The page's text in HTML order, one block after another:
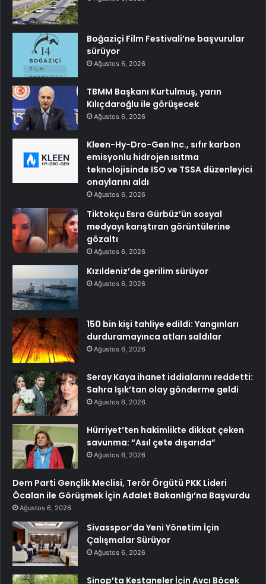
Boğaziçi Film Festivali’ne başvurular
sürüyor
Ağustos 6, 2026
TBMM Başkanı Kurtulmuş, yarın
Kılıçdaroğlu ile görüşecek
Ağustos 6, 2026
Kleen-Hy-Dro-Gen Inc., sıfır karbon
emisyonlu hidrojen ısıtma
teknolojisinde ISO ve TSSA düzenleyici
onaylarını aldı
Ağustos 6, 2026
Tiktokçu Esra Gürbüz’ün sosyal
medyayı karıştıran görüntülerine
gözaltı
Ağustos 6, 2026
Kızıldeniz’de gerilim sürüyor
Ağustos 6, 2026
150 bin kişi tahliye edildi: Yangınları
durduramayınca atları saldılar
Ağustos 6, 2026
Seray Kaya ihanet iddialarını reddetti:
Sahra Işık’tan olay gönderme geldi
Ağustos 6, 2026
Hürriyet’ten hakimlikte dikkat çeken
savunma: “Asıl çete dışarıda”
Ağustos 6, 2026
Dem Parti Gençlik Meclisi, Terör Örgütü PKK Lideri
Öcalan ile Görüşmek İçin Adalet Bakanlığı’na Başvurdu
Ağustos 6, 2026
Sivasspor’da Yeni Yönetim İçin
Çalışmalar Sürüyor
Ağustos 6, 2026
Sinop’ta Kestaneler İçin Avcı Böcek